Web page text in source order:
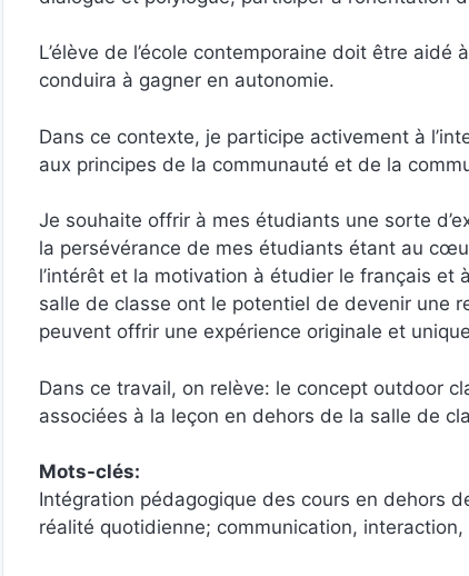
L’élève de l’école contemporaine doit être
conduira à gagner en autonomie.
Dans ce contexte, je participe activement à
aux principes de la communauté et de la
Je souhaite offrir à mes étudiants une sorte
la persévérance de mes étudiants étant au
l’intérêt et la motivation à étudier le français
salle de classe ont le potentiel de devenir une
peuvent offrir une expérience originale et
Dans ce travail, on relève: le concept outdoor
associées à la leçon en dehors de la salle de
Mots-clés:
Intégration pédagogique des cours en dehors
réalité quotidienne; communication,